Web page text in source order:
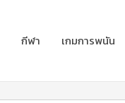
กีฬา เกมการพนัน